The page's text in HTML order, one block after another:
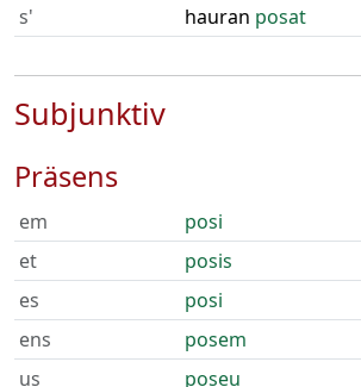
s'
hauran posat
Subjunktiv
Präsens
em
posi
et
posis
es
posi
ens
posem
us
poseu